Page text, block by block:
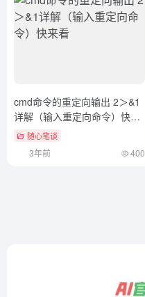
cmd命令的重定向输出 2＞&1
详解（输入重定向命令）快来
看 随心笔谈
3年前 400